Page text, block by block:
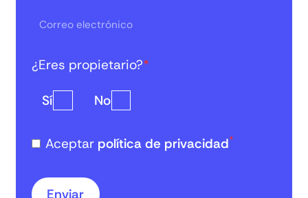
¿Eres propietario?*
Sí No
Aceptar política de privacidad*